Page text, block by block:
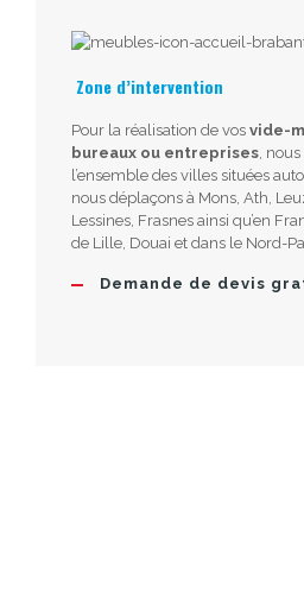
Zone d’intervention
Pour la réalisation de vos vide-
bureaux ou entreprises ,
l’ensemble des villes situées
nous déplaçons à Mons, Ath,
Lessines, Frasnes ainsi qu’en
de Lille, Douai et dans le Nord-
Demande de devis